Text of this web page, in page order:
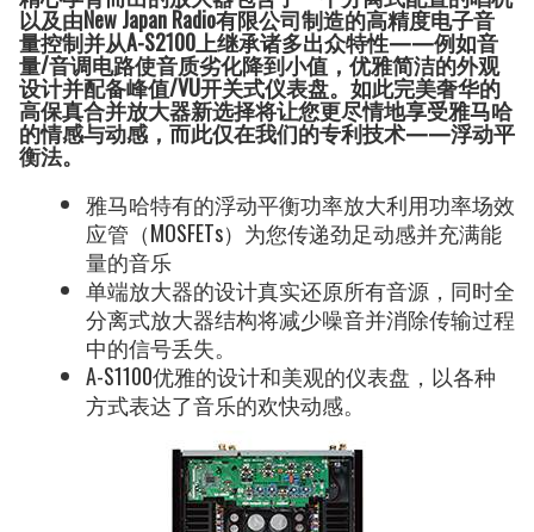
以及由New Japan Radio有限公司制造的高精度电子音
量控制并从A-S2100上继承诸多出众特性——例如音
量/音调电路使音质劣化降到小值，优雅简洁的外观
设计并配备峰值/VU开关式仪表盘。如此完美奢华的
高保真合并放大器新选择将让您更尽情地享受雅马哈
的情感与动感，而此仅在我们的专利技术——浮动平
衡法。
雅马哈特有的浮动平衡功率放大利用功率场效
应管（MOSFETs）为您传递劲足动感并充满能
量的音乐
单端放大器的设计真实还原所有音源，同时全
分离式放大器结构将减少噪音并消除传输过程
中的信号丢失。
A-S1100优雅的设计和美观的仪表盘，以各种
方式表达了音乐的欢快动感。